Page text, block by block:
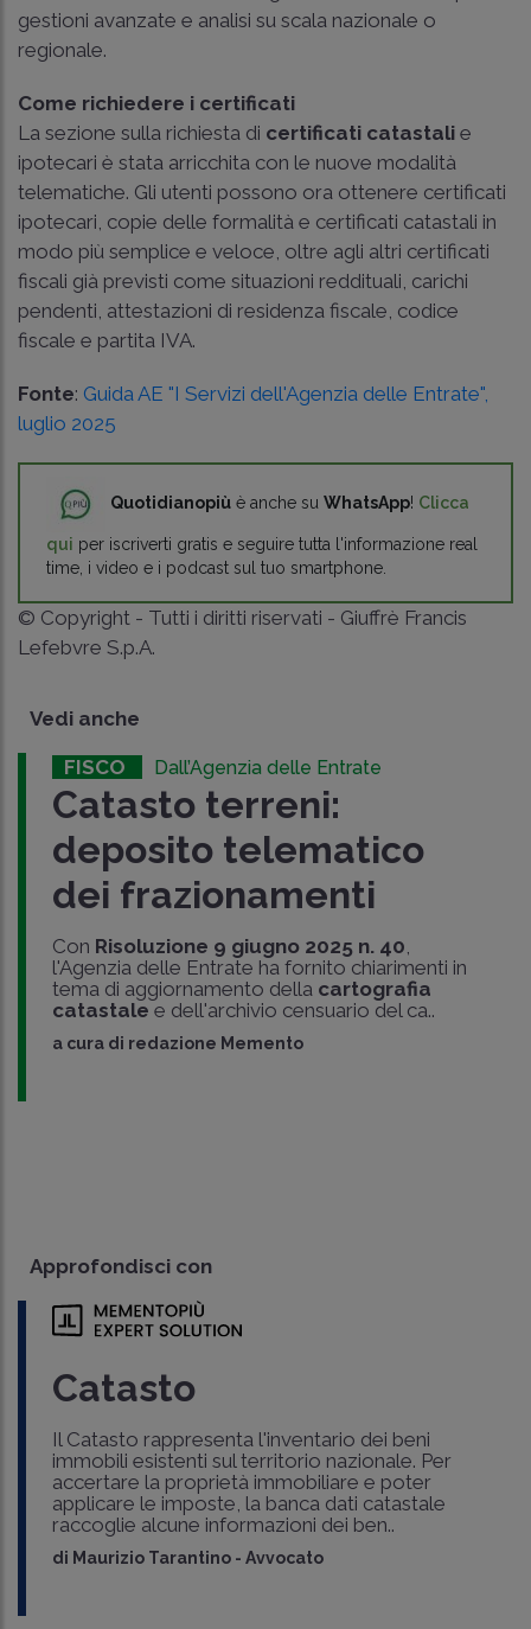
gestioni avanzate e analisi su scala nazionale o
regionale.
Come richiedere i certificati
La sezione sulla richiesta di certificati catastali e
ipotecari è stata arricchita con le nuove modalità
telematiche. Gli utenti possono ora ottenere certificati
ipotecari, copie delle formalità e certificati catastali in
modo più semplice e veloce, oltre agli altri certificati
fiscali già previsti come situazioni reddituali, carichi
pendenti, attestazioni di residenza fiscale, codice
fiscale e partita IVA.
Fonte: Guida AE "I Servizi dell'Agenzia delle Entrate",
luglio 2025
Quotidianopiù è anche su WhatsApp! Clicca
qui per iscriverti gratis e seguire tutta l'informazione real
time, i video e i podcast sul tuo smartphone.
© Copyright - Tutti i diritti riservati - Giuffrè Francis
Lefebvre S.p.A.
Vedi anche
FISCO Dall’Agenzia delle Entrate
Catasto terreni:
deposito telematico
dei frazionamenti
Con Risoluzione 9 giugno 2025 n. 40
l'Agenzia delle Entrate ha fornito chiarimenti in
tema di aggiornamento della cartografia
catastale e dell'archivio censuario del ca..
a cura di redazione Memento
Approfondisci con
Catasto
Il Catasto rappresenta l'inventario dei beni
immobili esistenti sul territorio nazionale. Per
accertare la proprietà immobiliare e poter
applicare le imposte, la banca dati catastale
raccoglie alcune informazioni dei ben..
di Maurizio Tarantino - Avvocato